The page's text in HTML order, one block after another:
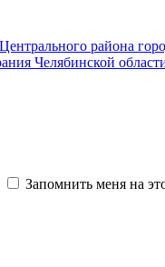
района
Челябинской
Запомнить меня на